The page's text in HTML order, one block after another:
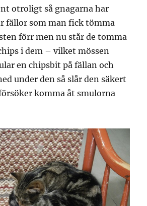
otroligt så gnagarna har
fällor som man fick tömma
förr men nu står de tomma
i dem – vilket mössen
en chipsbit på fällan och
under den så slår den säkert
komma åt smulorna